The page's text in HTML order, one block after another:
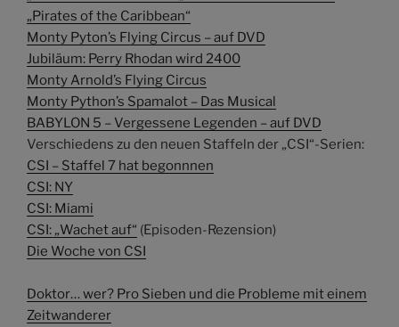
„Pirates of the Caribbean“
Monty Pyton’s Flying Circus – auf DVD
Jubiläum: Perry Rhodan wird 2400
Monty Arnold’s Flying Circus
Monty Python’s Spamalot – Das Musical
BABYLON 5 – Vergessene Legenden – auf DVD
Verschiedens zu den neuen Staffeln der „CSI“-Serien:
CSI – Staffel 7 hat begonnnen
CSI: NY
CSI: Miami
CSI: „Wachet auf“ (Episoden-Rezension)
Die Woche von CSI
Doktor… wer? Pro Sieben und die Probleme mit einem
Zeitwanderer